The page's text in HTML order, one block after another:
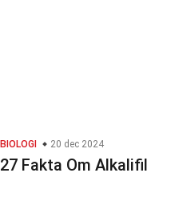
BIOLOGI 20 dec 2024
27 Fakta Om Alkalifil